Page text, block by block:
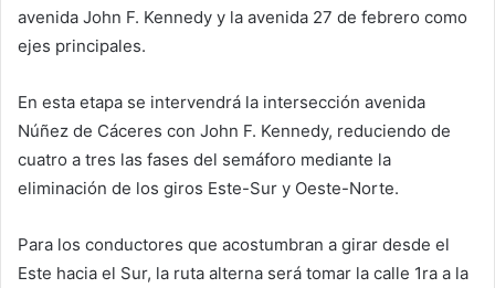
avenida John F. Kennedy y la avenida 27 de febrero como
ejes principales.
En esta etapa se intervendrá la intersección avenida
Núñez de Cáceres con John F. Kennedy, reduciendo de
cuatro a tres las fases del semáforo mediante la
eliminación de los giros Este-Sur y Oeste-Norte.
Para los conductores que acostumbran a girar desde el
Este hacia el Sur, la ruta alterna será tomar la calle 1ra a la